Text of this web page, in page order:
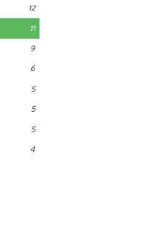
12
11
9
6
5
5
5
4